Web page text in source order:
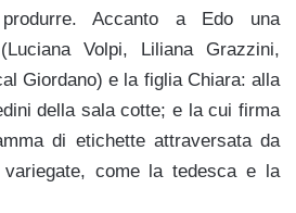
Accanto a Edo una
Volpi, Liliana Grazzini,
Giordano) e la figlia Chiara: alla
della sala cotte; e la cui firma
di etichette attraversata da
come la tedesca e la